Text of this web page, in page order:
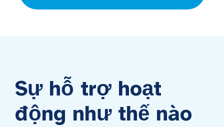
Sự hỗ trợ hoạt
động như thế nào